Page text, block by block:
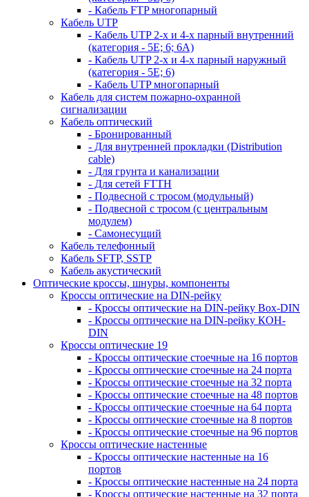
- Кабель FTP многопарный
Кабель UTP
- Кабель UTP 2-х и 4-х парный внутренний
(категория - 5Е; 6; 6А)
- Кабель UTP 2-х и 4-х парный наружный
(категория - 5Е; 6)
- Кабель UTP многопарный
Кабель для систем пожарно-охранной
сигнализации
Кабель оптический
- Бронированный
- Для внутренней прокладки (Distribution
cable)
- Для грунта и канализации
- Для сетей FTTH
- Подвесной с тросом (модульный)
- Подвесной с тросом (с центральным
модулем)
- Самонесущий
Кабель телефонный
Кабель SFTP, SSTP
Кабель акустический
Оптические кроссы, шнуры, компоненты
Кроссы оптические на DIN-рейку
- Кроссы оптические на DIN-рейку Box-DIN
- Кроссы оптические на DIN-рейку КОН-
DIN
Кроссы оптические 19
- Кроссы оптические стоечные на 16 портов
- Кроссы оптические стоечные на 24 порта
- Кроссы оптические стоечные на 32 порта
- Кроссы оптические стоечные на 48 портов
- Кроссы оптические стоечные на 64 порта
- Кроссы оптические стоечные на 8 портов
- Кроссы оптические стоечные на 96 портов
Кроссы оптические настенные
- Кроссы оптические настенные на 16
портов
- Кроссы оптические настенные на 24 порта
- Кроссы оптические настенные на 32 порта